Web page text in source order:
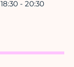
18:30 - 20:30